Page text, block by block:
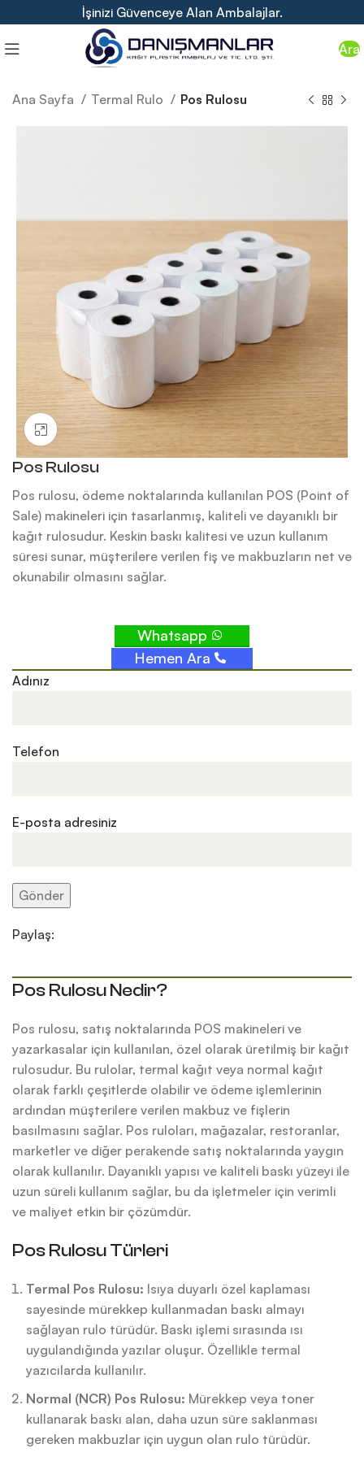
İşinizi Güvenceye Alan Ambalajlar.
Ara
Ana Sayfa Termal Rulo Pos Rulosu
Büyütmek için tıklayın
Pos Rulosu
Pos rulosu, ödeme noktalarında kullanılan POS (Point of
Sale) makineleri için tasarlanmış, kaliteli ve dayanıklı bir
kağıt rulosudur. Keskin baskı kalitesi ve uzun kullanım
süresi sunar, müşterilere verilen fiş ve makbuzların net ve
okunabilir olmasını sağlar.
Whatsapp
Hemen Ara
Adınız
Telefon
E-posta adresiniz
Paylaş:
Pos Rulosu Nedir?
Pos rulosu, satış noktalarında POS makineleri ve
yazarkasalar için kullanılan, özel olarak üretilmiş bir kağıt
rulosudur. Bu rulolar, termal kağıt veya normal kağıt
olarak farklı çeşitlerde olabilir ve ödeme işlemlerinin
ardından müşterilere verilen makbuz ve fişlerin
basılmasını sağlar. Pos ruloları, mağazalar, restoranlar,
marketler ve diğer perakende satış noktalarında yaygın
olarak kullanılır. Dayanıklı yapısı ve kaliteli baskı yüzeyi ile
uzun süreli kullanım sağlar, bu da işletmeler için verimli
ve maliyet etkin bir çözümdür.
Pos Rulosu Türleri
Termal Pos Rulosu: Isıya duyarlı özel kaplaması
sayesinde mürekkep kullanmadan baskı almayı
sağlayan rulo türüdür. Baskı işlemi sırasında ısı
uygulandığında yazılar oluşur. Özellikle termal
yazıcılarda kullanılır.
Normal (NCR) Pos Rulosu: Mürekkep veya toner
kullanarak baskı alan, daha uzun süre saklanması
gereken makbuzlar için uygun olan rulo türüdür.